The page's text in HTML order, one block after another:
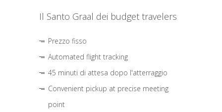
Il Santo Graal dei budget travelers
Prezzo fisso
Automated flight tracking
45 minuti di attesa dopo l'atterraggio
Convenient pickup at precise meeting
point